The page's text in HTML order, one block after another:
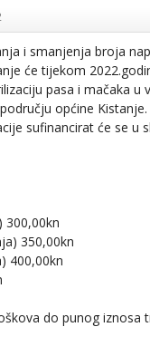
i smanjenja broja
će tijekom
pasa i mačaka u
općine Kistanje.
sufinancirat će se u
300,00kn
350,00kn
400,00kn
do punog iznosa